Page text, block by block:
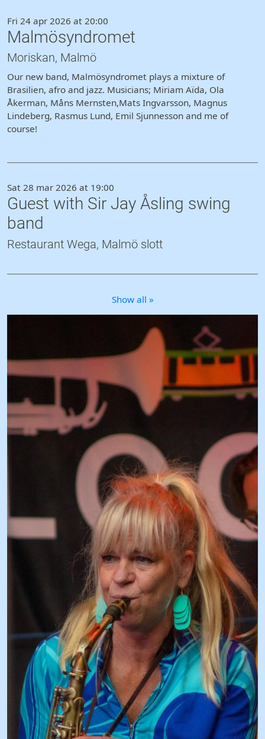
Fri 24 apr 2026 at 20:00
Malmösyndromet
Moriskan, Malmö
Our new band, Malmösyndromet plays a mixture of
Brasilien, afro and jazz. Musicians; Miriam Aïda, Ola
Åkerman, Måns Mernsten,Mats Ingvarsson, Magnus
Lindeberg, Rasmus Lund, Emil Sjunnesson and me of
course!
Sat 28 mar 2026 at 19:00
Guest with Sir Jay Åsling swing
band
Restaurant Wega, Malmö slott
Show all »